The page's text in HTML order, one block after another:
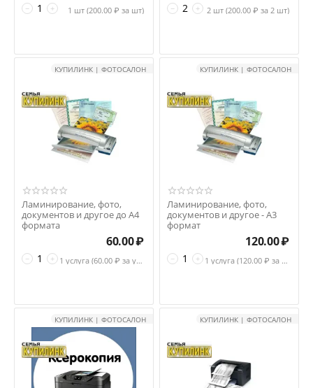
+
− 1 шт (200.00 ₽ за шт) +
− 2 шт (200.00 ₽ за 2 шт)
КУПИЛИНК | ФОТОСАЛОН
Ламинирование, фото,
документов и другое до А4
формата
+
−
60.00₽
1 услуга (60.00 ₽ за услуга)
КУПИЛИНК | ФОТОСАЛОН
Ламинирование, фото,
документов и другое - А3
формат
+
−
120.00₽
1 услуга (120.00 ₽ за услуга)
КУПИЛИНК | ФОТОСАЛОН КУПИЛИНК | ФОТОСАЛОН